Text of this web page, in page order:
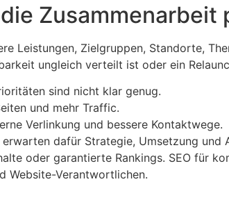
Zusammenarbeit
Leistungen, Zielgruppen, Standorte,
ungleich verteilt ist oder ein
sind nicht klar genug.
und mehr Traffic.
Verlinkung und bessere Kontaktwege.
dafür Strategie, Umsetzung und
oder garantierte Rankings. SEO für
Website-Verantwortlichen.